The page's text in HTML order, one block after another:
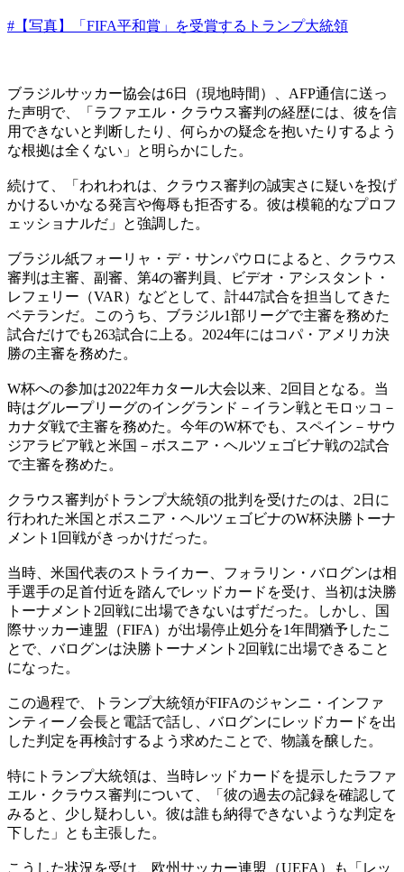
#【写真】「FIFA平和賞」を受賞するトランプ大統領
ブラジルサッカー協会は6日（現地時間）、AFP通信に送っ
た声明で、「ラファエル・クラウス審判の経歴には、彼を信
用できないと判断したり、何らかの疑念を抱いたりするよう
な根拠は全くない」と明らかにした。
続けて、「われわれは、クラウス審判の誠実さに疑いを投げ
かけるいかなる発言や侮辱も拒否する。彼は模範的なプロフ
ェッショナルだ」と強調した。
ブラジル紙フォーリャ・デ・サンパウロによると、クラウス
審判は主審、副審、第4の審判員、ビデオ・アシスタント・
レフェリー（VAR）などとして、計447試合を担当してきた
ベテランだ。このうち、ブラジル1部リーグで主審を務めた
試合だけでも263試合に上る。2024年にはコパ・アメリカ決
勝の主審を務めた。
W杯への参加は2022年カタール大会以来、2回目となる。当
時はグループリーグのイングランド－イラン戦とモロッコ－
カナダ戦で主審を務めた。今年のW杯でも、スペイン－サウ
ジアラビア戦と米国－ボスニア・ヘルツェゴビナ戦の2試合
で主審を務めた。
クラウス審判がトランプ大統領の批判を受けたのは、2日に
行われた米国とボスニア・ヘルツェゴビナのW杯決勝トーナ
メント1回戦がきっかけだった。
当時、米国代表のストライカー、フォラリン・バログンは相
手選手の足首付近を踏んでレッドカードを受け、当初は決勝
トーナメント2回戦に出場できないはずだった。しかし、国
際サッカー連盟（FIFA）が出場停止処分を1年間猶予したこ
とで、バログンは決勝トーナメント2回戦に出場できること
になった。
この過程で、トランプ大統領がFIFAのジャンニ・インファ
ンティーノ会長と電話で話し、バログンにレッドカードを出
した判定を再検討するよう求めたことで、物議を醸した。
特にトランプ大統領は、当時レッドカードを提示したラファ
エル・クラウス審判について、「彼の過去の記録を確認して
みると、少し疑わしい。彼は誰も納得できないような判定を
下した」とも主張した。
こうした状況を受け、欧州サッカー連盟（UEFA）も「レッ